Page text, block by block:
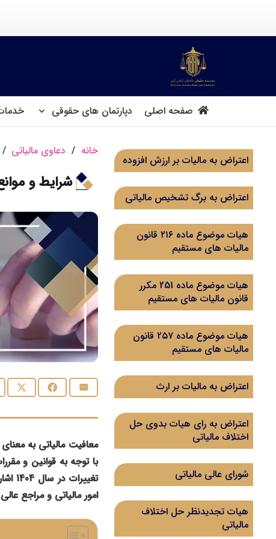
صفحه اصلی دپارتمان های حقوقی
اعتراض به مالیات بر ارزش افزوده
اعتراض به برگ تشخیص مالیاتی
هیات موضوع ماده ۲۱۶ قانون
مالیات های مستقیم
هیات موضوع ماده 251 مکرر
قانون مالیات های مستقیم
هیات موضوع ماده ۲۵۷ قانون
مالیات های مستقیم
اعتراض به مالیات بر ارث
اعتراض به رای هیات بدوی حل
اختلاف مالیاتی
شورای عالی مالیاتی
هیات تجدیدنظر حل اختلاف
مالیاتی
خانه / دعاوی مالیاتی /
شرایط و
معافیت مالیاتی به
با توجه به قوانین و
امور مالیاتی و مراجع